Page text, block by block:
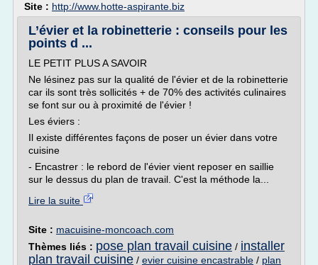
Site : http://www.hotte-aspirante.biz
L’évier et la robinetterie : conseils pour les
points d ...
LE PETIT PLUS A SAVOIR
Ne lésinez pas sur la qualité de l'évier et de la robinetterie
car ils sont très sollicités + de 70% des activités culinaires
se font sur ou à proximité de l'évier !
Les éviers :
Il existe différentes façons de poser un évier dans votre
cuisine
- Encastrer : le rebord de l'évier vient reposer en saillie
sur le dessus du plan de travail. C'est la méthode la...
Lire la suite
Site : macuisine-moncoach.com
Thèmes liés : pose plan travail cuisine / installer
plan travail cuisine / evier cuisine encastrable / plan